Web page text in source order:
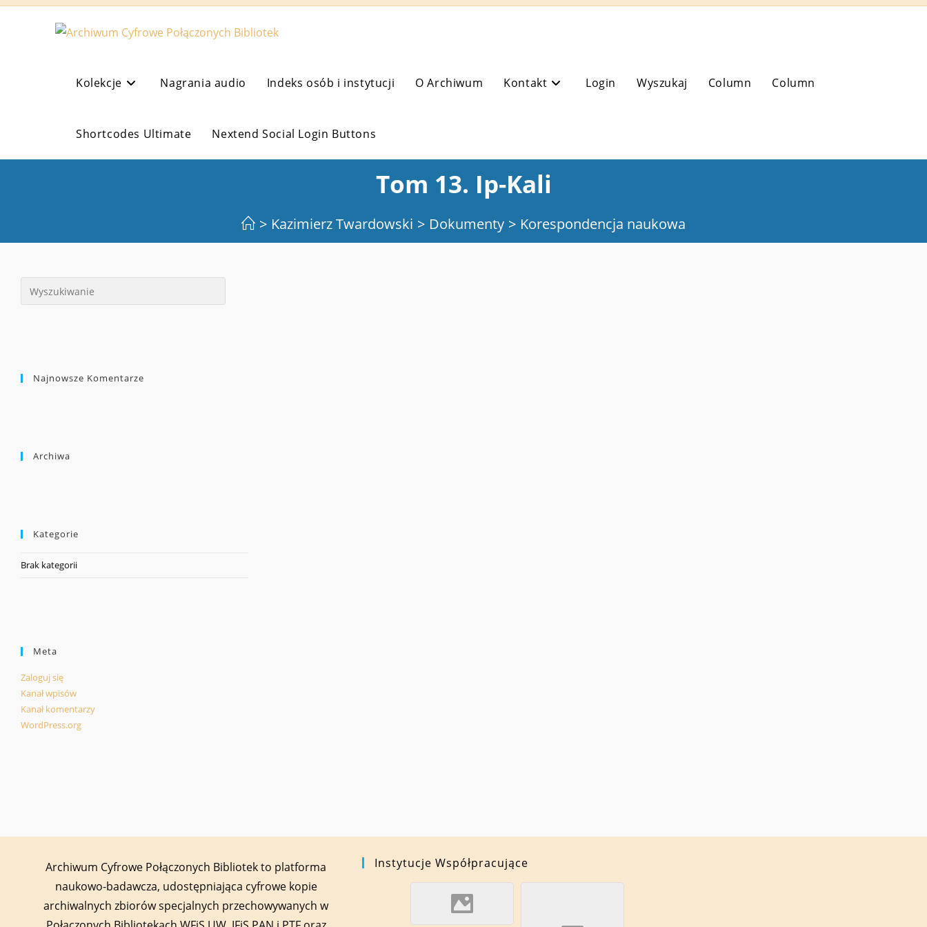
Koniec
Kolekcje Nagrania audio Indeks osób i instytucji O Archiwum Kontakt Login Wyszukaj Column Column
Shortcodes Ultimate Nextend Social Login Buttons
Tom 13. Ip-Kali
> Kazimierz Twardowski > Dokumenty > Korespondencja naukowa
Najnowsze Komentarze
Archiwa
Kategorie
Brak kategorii
Meta
Zaloguj się
Kanał wpisów
Kanał komentarzy
WordPress.org
Archiwum Cyfrowe Połączonych Bibliotek to platforma
naukowo-badawcza, udostępniająca cyfrowe kopie
archiwalnych zbiorów specjalnych przechowywanych w
Instytucje Współpracujące